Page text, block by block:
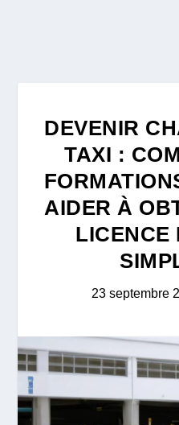
DEVENIR
TAXI :
AIDER À
LICENCE
23 septembre